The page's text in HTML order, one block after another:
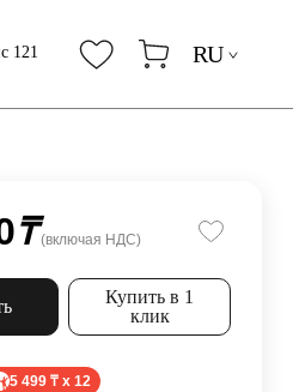
121
RU
₸ (включая НДС)
Купить в 1
клик
5 499 ₸ x 12